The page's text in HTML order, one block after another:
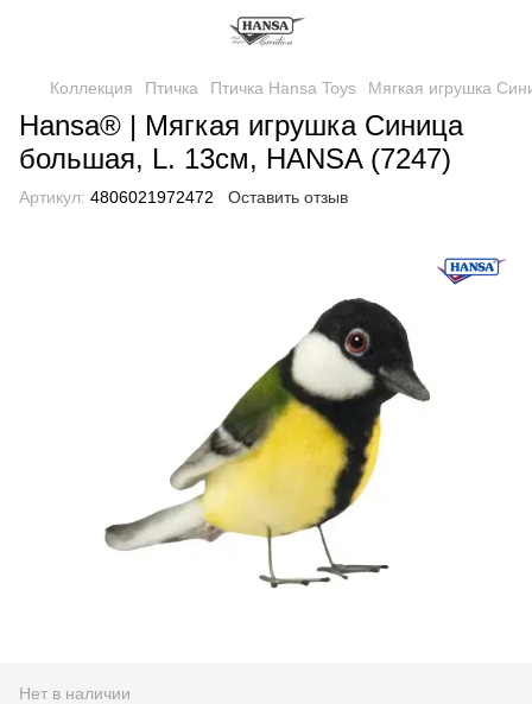
Коллекция Птичка Птичка Hansa Toys Мягкая игрушка
Hansa® | Мягкая игрушка Синица
большая, L. 13см, HANSA (7247)
Артикул: 4806021972472 Оставить отзыв
Нет в наличии